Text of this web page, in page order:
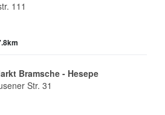
111
Bramsche - Hesepe
Str. 31